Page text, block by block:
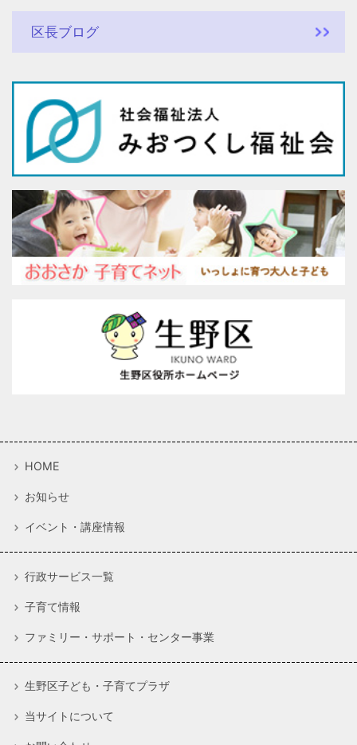
区長ブログ
HOME
お知らせ
イベント・講座情報
行政サービス一覧
子育て情報
ファミリー・サポート・センター事業
生野区子ども・子育てプラザ
当サイトについて